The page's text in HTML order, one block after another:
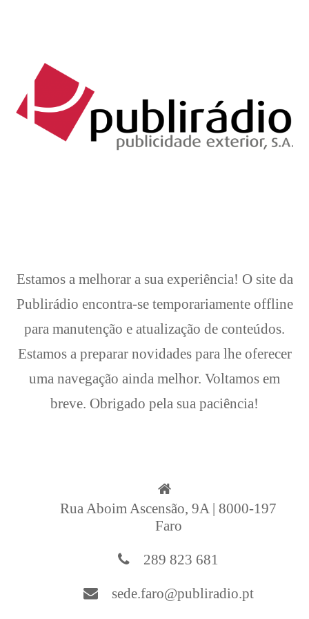
Estamos a melhorar a sua experiência! O site da
Publirádio encontra-se temporariamente offline
para manutenção e atualização de conteúdos.
Estamos a preparar novidades para lhe oferecer
uma navegação ainda melhor. Voltamos em
breve. Obrigado pela sua paciência!
Rua Aboim Ascensão, 9A | 8000-197
Faro
289 823 681
sede.faro@publiradio.pt